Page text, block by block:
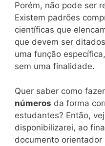
Porém, não pode ser
Existem padrões
científicas que
que devem ser
uma função
sem uma finalidade.
Quer saber como
números da forma
estudantes? Então,
disponibilizarei, ao
documento orientador